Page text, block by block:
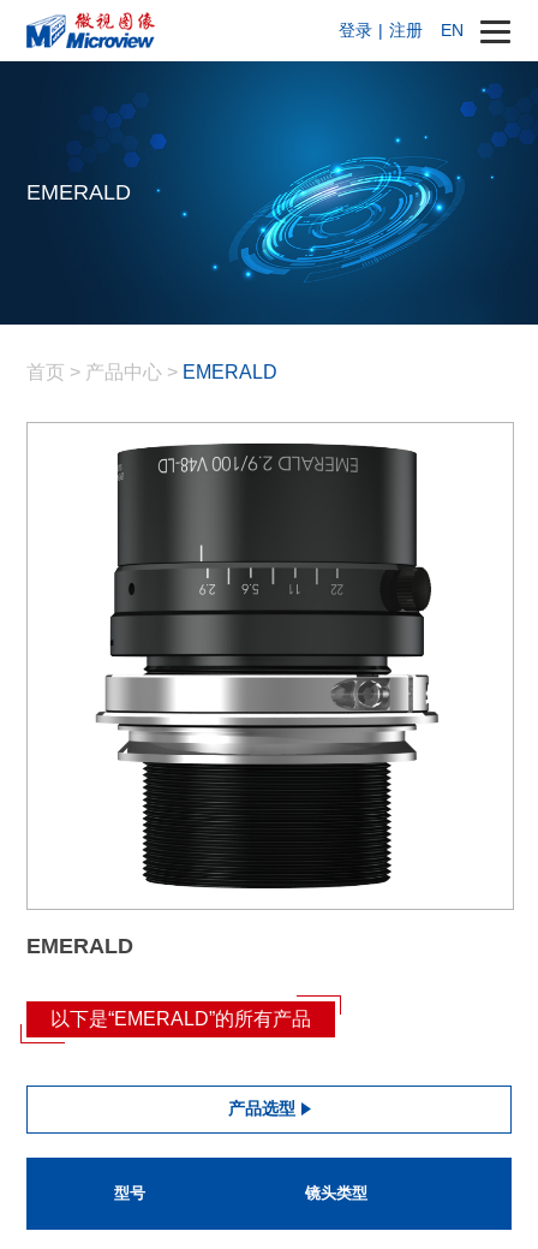
EN
登录 | 注册
EMERALD
首页 > 产品中心 > EMERALD
EMERALD
以下是“EMERALD”的所有产品
产品选型
型号 镜头类型